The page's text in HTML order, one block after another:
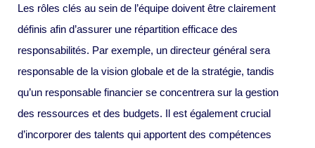
Les rôles clés au sein de l’équipe doivent être clairement
définis afin d’assurer une répartition efficace des
responsabilités. Par exemple, un directeur général sera
responsable de la vision globale et de la stratégie, tandis
qu’un responsable financier se concentrera sur la gestion
des ressources et des budgets. Il est également crucial
d’incorporer des talents qui apportent des compétences